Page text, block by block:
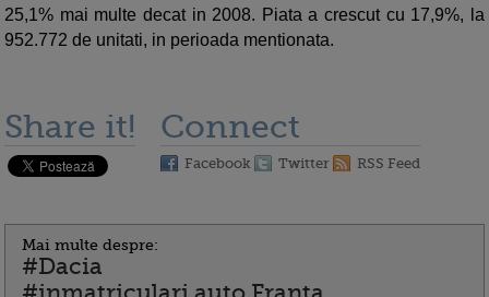
25,1% mai multe decat in 2008. Piata a crescut cu 17,9%, la
952.772 de unitati, in perioada mentionata.
Share it! Connect
Facebook Twitter RSS Feed
Mai multe despre:
#Dacia